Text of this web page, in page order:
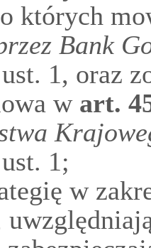
których
Bank
ust. 1, oraz
wart.
ust. 1;
w